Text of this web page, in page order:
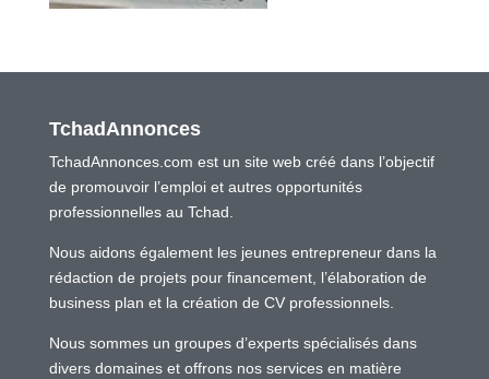
TchadAnnonces
TchadAnnonces.com est un site web créé dans l’objectif
de promouvoir l’emploi et autres opportunités
professionnelles au Tchad.
Nous aidons également les jeunes entrepreneur dans la
rédaction de projets pour financement, l’élaboration de
business plan et la création de CV professionnels.
Nous sommes un groupes d’experts spécialisés dans
divers domaines et offrons nos services en matière